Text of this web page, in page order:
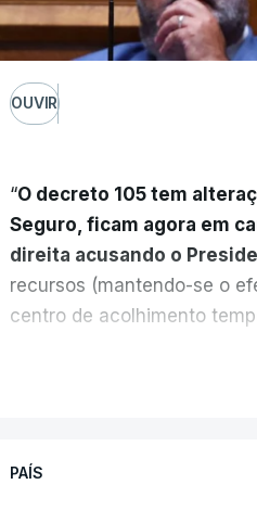
OUVIR
“O decreto 105 tem
Seguro, ficam agora em
direita acusando o
recursos (mantendo-se o
centro de acolhimento
“Com esta acção de
PAÍS